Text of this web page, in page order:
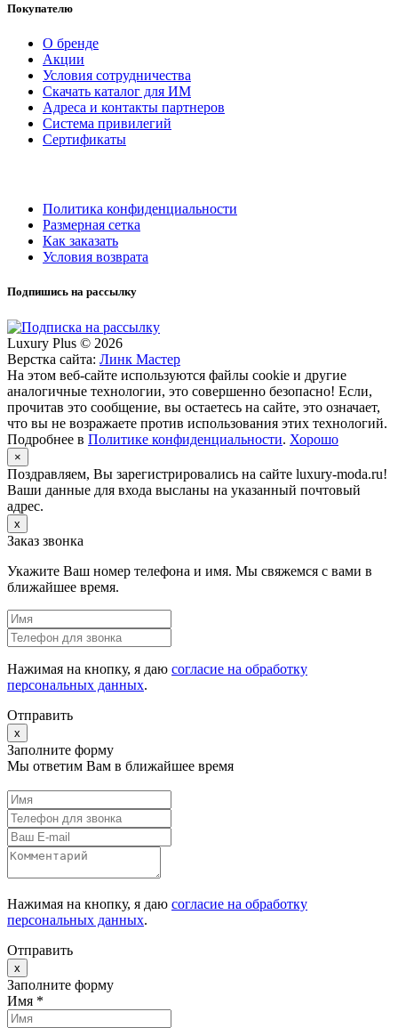
Покупателю
О бренде
Акции
Условия сотрудничества
Скачать каталог для ИМ
Адреса и контакты партнеров
Система привилегий
Сертификаты
Политика конфиденциальности
Размерная сетка
Как заказать
Условия возврата
Подпишись на рассылку
Luxury Plus © 2026
Верстка сайта: Линк Мастер
На этом веб-сайте используются файлы cookie и другие
аналогичные технологии, это совершенно безопасно! Если,
прочитав это сообщение, вы остаетесь на сайте, это означает,
что вы не возражаете против использования этих технологий.
Подробнее в Политике конфиденциальности. Хорошо
×
Поздравляем, Вы зарегистрировались на сайте luxury-moda.ru!
Ваши данные для входа высланы на указанный почтовый
адрес.
x
Заказ звонка
Укажите Ваш номер телефона и имя. Мы свяжемся с вами в
ближайшее время.
Нажимая на кнопку, я даю согласие на обработку
персональных данных.
Отправить
x
Заполните форму
Мы ответим Вам в ближайшее время
Нажимая на кнопку, я даю согласие на обработку
персональных данных.
Отправить
x
Заполните форму
Имя *